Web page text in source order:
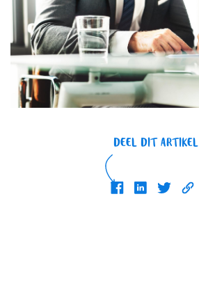
DEEL DIT ARTIKEL